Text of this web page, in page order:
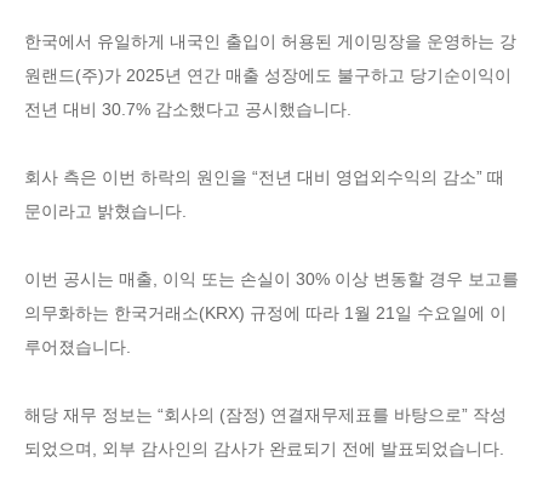
한국에서 유일하게 내국인 출입이 허용된 게이밍장을 운영하는 강
원랜드(주)가 2025년 연간 매출 성장에도 불구하고 당기순이익이
전년 대비 30.7% 감소했다고 공시했습니다.
회사 측은 이번 하락의 원인을 “전년 대비 영업외수익의 감소” 때
문이라고 밝혔습니다.
이번 공시는 매출, 이익 또는 손실이 30% 이상 변동할 경우 보고를
의무화하는 한국거래소(KRX) 규정에 따라 1월 21일 수요일에 이
루어졌습니다.
해당 재무 정보는 “회사의 (잠정) 연결재무제표를 바탕으로” 작성
되었으며, 외부 감사인의 감사가 완료되기 전에 발표되었습니다.